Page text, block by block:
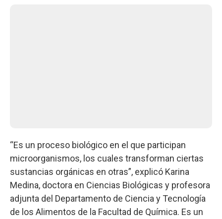
“Es un proceso biológico en el que participan
microorganismos, los cuales transforman ciertas
sustancias orgánicas en otras”, explicó Karina
Medina, doctora en Ciencias Biológicas y profesora
adjunta del Departamento de Ciencia y Tecnología
de los Alimentos de la Facultad de Química. Es un